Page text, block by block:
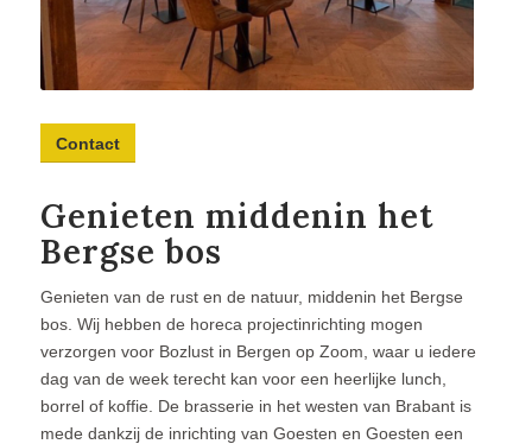
Contact
Genieten middenin het
Bergse bos
Genieten van de rust en de natuur, middenin het Bergse
bos. Wij hebben de horeca projectinrichting mogen
verzorgen voor Bozlust in Bergen op Zoom, waar u iedere
dag van de week terecht kan voor een heerlijke lunch,
borrel of koffie. De brasserie in het westen van Brabant is
mede dankzij de inrichting van Goesten en Goesten een